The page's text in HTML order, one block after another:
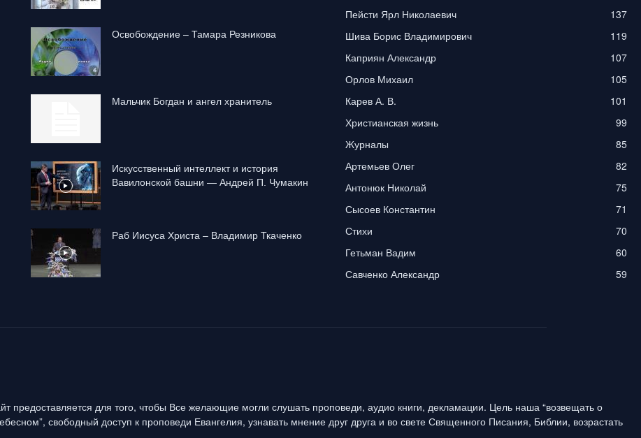
Освобождение – Тамара Резникова
Mальчик Богдан и ангел хранитель
Искусственный интеллект и история
Вавилонской башни — Андрей П. Чумакин
Раб Иисуса Христа – Владимир Ткаченко
Пейсти Ярл Николаевич
137
Шива Борис Владимирович
119
Каприян Александр
107
Орлов Михаил
105
Карев А. В.
101
Христианская жизнь
99
Журналы
85
Артемьев Олег
82
Антонюк Николай
75
Сысоев Константин
71
Стихи
70
Гетьман Вадим
60
Савченко Александр
59
предоставляется для того, чтобы Все желающие могли слушать проповеди, аудио книги, декламации. Цель наша “возвещать о
свободный доступ к проповеди Евангелия, узнавать мнение друг друга и во свете Священного Писания, Библии, возрастать